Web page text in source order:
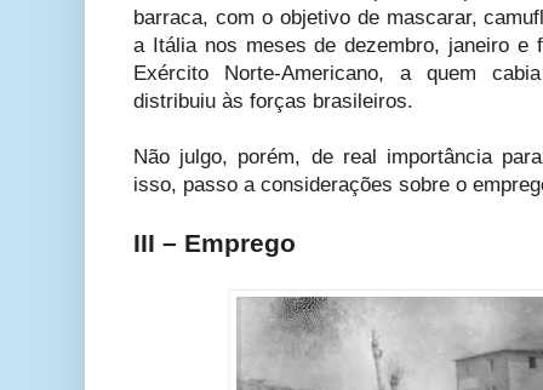
barraca, com o objetivo de mascarar,
a Itália nos meses de dezembro, janeiro e
Exército Norte-Americano, a quem
distribuiu às forças brasileiros.
Não julgo, porém, de real importância
isso, passo a considerações sobre o
III – Emprego